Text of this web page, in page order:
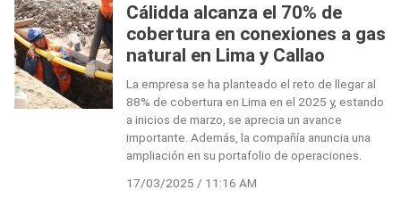
Cálidda alcanza el 70% de
cobertura en conexiones a gas
natural en Lima y Callao
La empresa se ha planteado el reto de llegar al
88% de cobertura en Lima en el 2025 y, estando
a inicios de marzo, se aprecia un avance
importante. Además, la compañía anuncia una
ampliación en su portafolio de operaciones.
17/03/2025 / 11:16 AM